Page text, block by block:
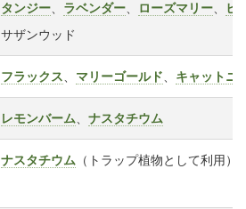
タンジー ラベンダー ローズマリー
ヒ
サザンウッド
フラックス マリーゴールド キャットニ
レモンバーム ナスタチウム
ナスタチウム （トラップ植物として利用）